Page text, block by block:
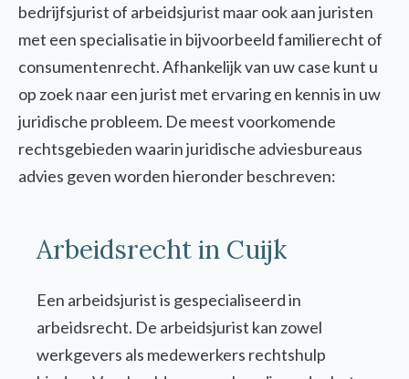
bedrijfsjurist of arbeidsjurist maar ook aan juristen
met een specialisatie in bijvoorbeeld familierecht of
consumentenrecht. Afhankelijk van uw case kunt u
op zoek naar een jurist met ervaring en kennis in uw
juridische probleem. De meest voorkomende
rechtsgebieden waarin juridische adviesbureaus
advies geven worden hieronder beschreven:
Arbeidsrecht in Cuijk
Een arbeidsjurist is gespecialiseerd in
arbeidsrecht. De arbeidsjurist kan zowel
werkgevers als medewerkers rechtshulp